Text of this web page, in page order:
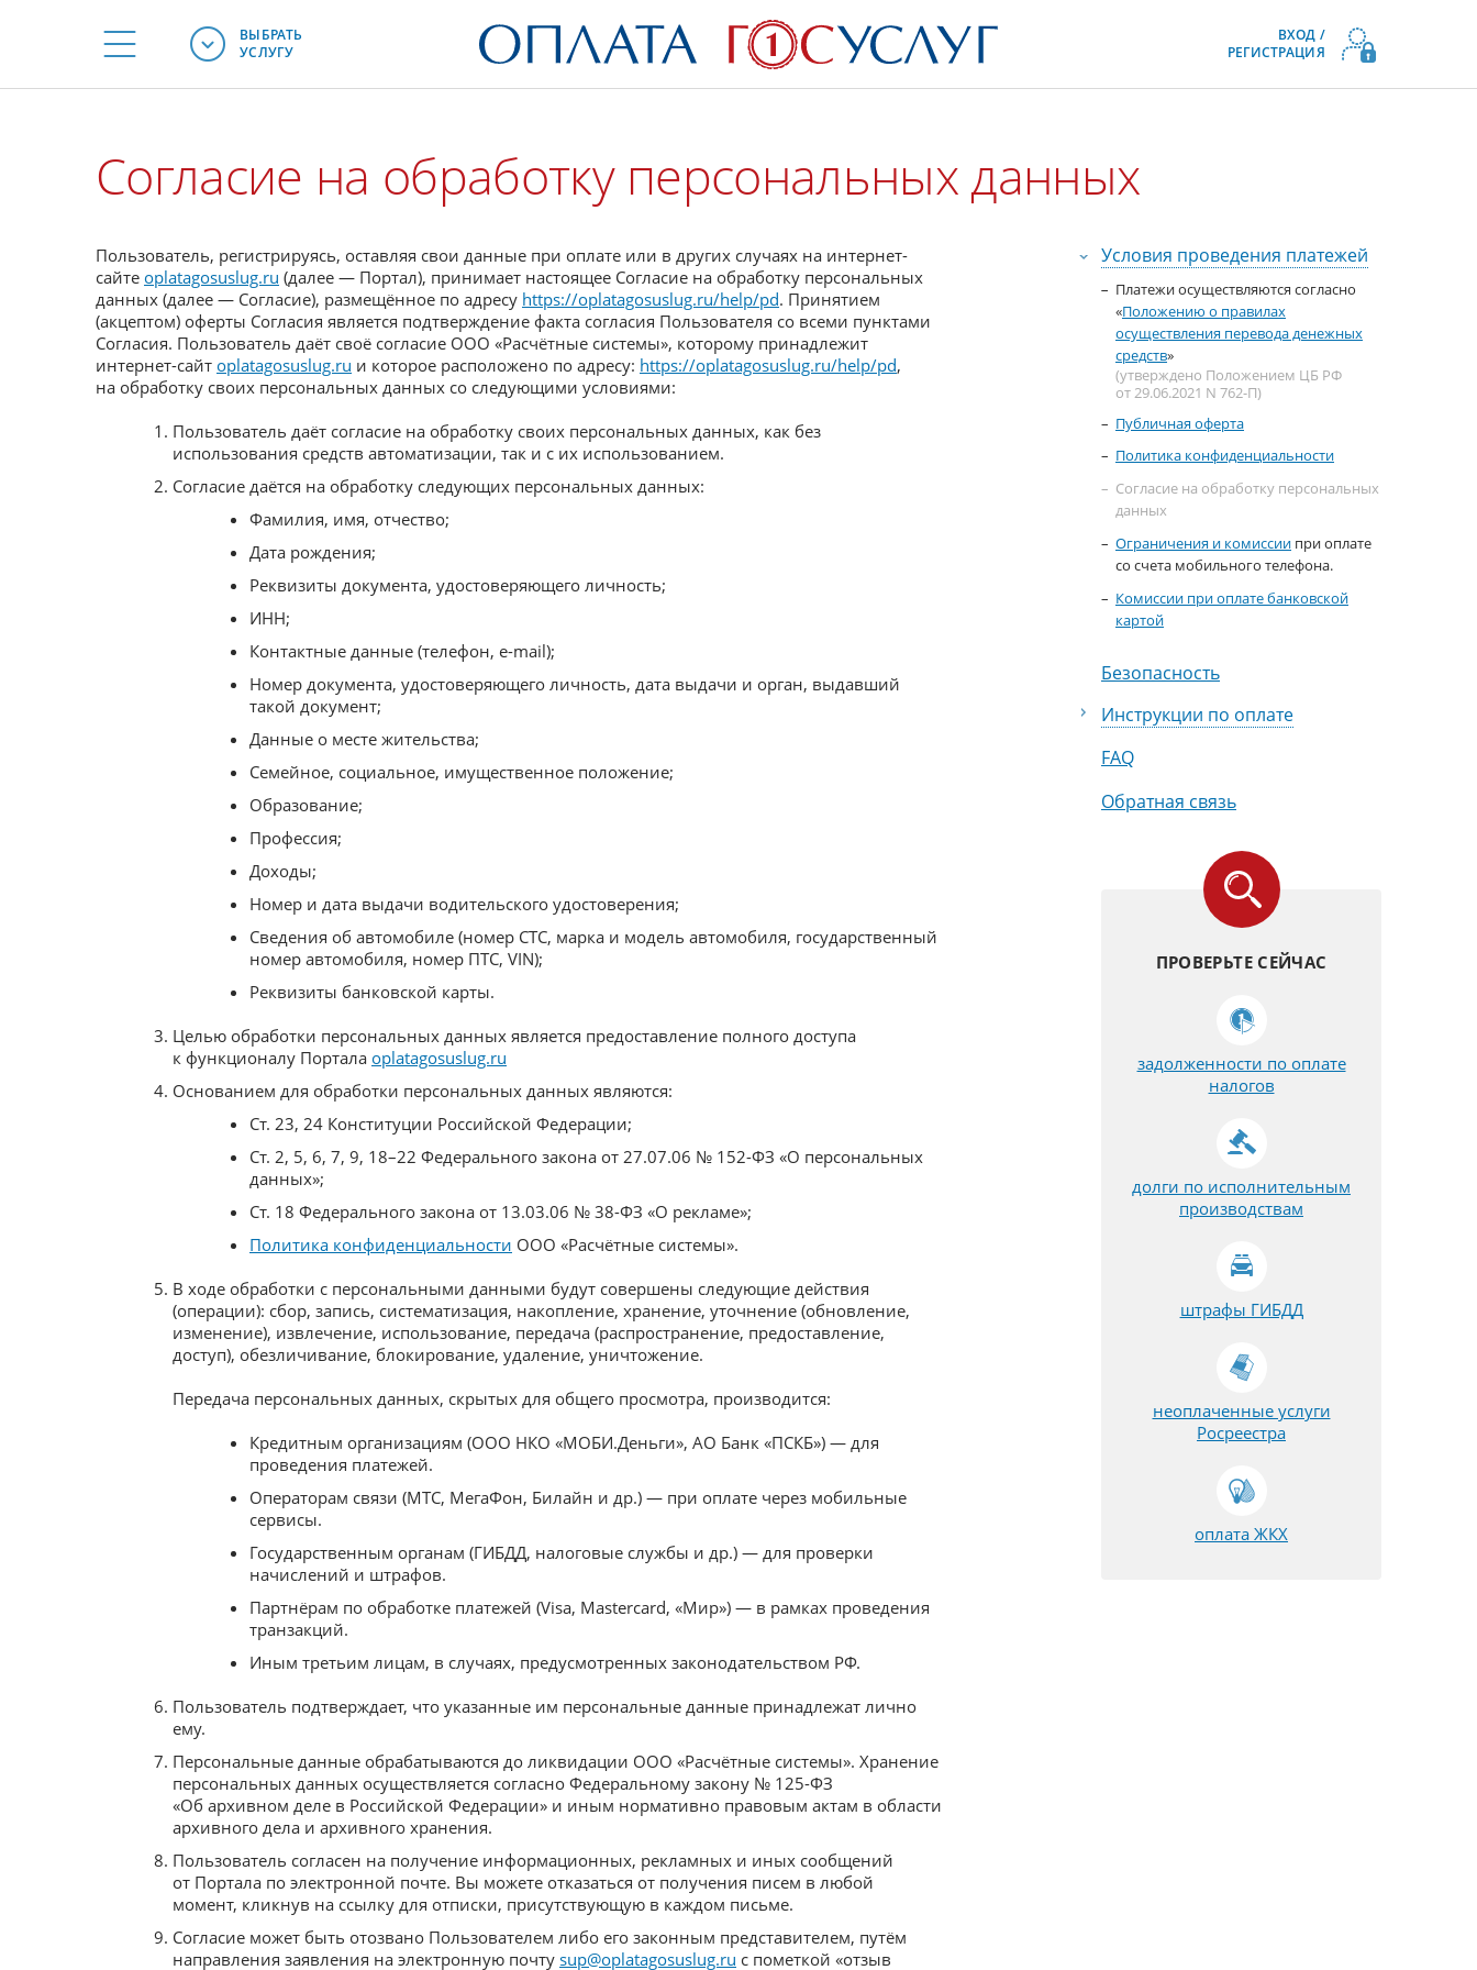
ВЫБРАТЬ
УСЛУГУ
ВХОД /
РЕГИСТРАЦИЯ
Согласие на обработку персональных данных
Пользователь, регистрируясь, оставляя свои данные при оплате или в других случаях на интернет-
сайте oplatagosuslug.ru (далее — Портал), принимает настоящее Согласие на обработку персональных
данных (далее — Согласие), размещённое по адресу https://oplatagosuslug.ru/help/pd. Принятием
(акцептом) оферты Согласия является подтверждение факта согласия Пользователя со всеми пунктами
Согласия. Пользователь даёт своё согласие ООО «Расчётные системы», которому принадлежит
интернет-сайт oplatagosuslug.ru и которое расположено по адресу: https://oplatagosuslug.ru/help/pd,
на обработку своих персональных данных со следующими условиями:
Пользователь даёт согласие на обработку своих персональных данных, как без
использования средств автоматизации, так и с их использованием.
Согласие даётся на обработку следующих персональных данных:
Фамилия, имя, отчество;
Дата рождения;
Реквизиты документа, удостоверяющего личность;
ИНН;
Контактные данные (телефон, e-mail);
Номер документа, удостоверяющего личность, дата выдачи и орган, выдавший
такой документ;
Данные о месте жительства;
Семейное, социальное, имущественное положение;
Образование;
Профессия;
Доходы;
Номер и дата выдачи водительского удостоверения;
Сведения об автомобиле (номер СТС, марка и модель автомобиля, государственный
номер автомобиля, номер ПТС, VIN);
Реквизиты банковской карты.
Целью обработки персональных данных является предоставление полного доступа
к функционалу Портала oplatagosuslug.ru
Основанием для обработки персональных данных являются:
Ст. 23, 24 Конституции Российской Федерации;
Ст. 2, 5, 6, 7, 9, 18–22 Федерального закона от 27.07.06 № 152-ФЗ «О персональных
данных»;
Ст. 18 Федерального закона от 13.03.06 № 38-ФЗ «О рекламе»;
Политика конфиденциальности ООО «Расчётные системы».
В ходе обработки с персональными данными будут совершены следующие действия
(операции): сбор, запись, систематизация, накопление, хранение, уточнение (обновление,
изменение), извлечение, использование, передача (распространение, предоставление,
доступ), обезличивание, блокирование, удаление, уничтожение.
Передача персональных данных, скрытых для общего просмотра, производится:
Кредитным организациям (ООО НКО «МОБИ.Деньги», АО Банк «ПСКБ») — для
проведения платежей.
Операторам связи (МТС, МегаФон, Билайн и др.) — при оплате через мобильные
сервисы.
Государственным органам (ГИБДД, налоговые службы и др.) — для проверки
начислений и штрафов.
Партнёрам по обработке платежей (Visa, Mastercard, «Мир») — в рамках проведения
транзакций.
Иным третьим лицам, в случаях, предусмотренных законодательством РФ.
Пользователь подтверждает, что указанные им персональные данные принадлежат лично
ему.
Персональные данные обрабатываются до ликвидации ООО «Расчётные системы». Хранение
персональных данных осуществляется согласно Федеральному закону № 125-ФЗ
«Об архивном деле в Российской Федерации» и иным нормативно правовым актам в области
архивного дела и архивного хранения.
Пользователь согласен на получение информационных, рекламных и иных сообщений
от Портала по электронной почте. Вы можете отказаться от получения писем в любой
момент, кликнув на ссылку для отписки, присутствующую в каждом письме.
Согласие может быть отозвано Пользователем либо его законным представителем, путём
направления заявления на электронную почту sup@oplatagosuslug.ru с пометкой «отзыв
Условия проведения платежей
Платежи осуществляются согласно
«Положению о правилах
осуществления перевода денежных
средств»
(утверждено Положением ЦБ РФ
от 29.06.2021 N 762-П)
Публичная оферта
Политика конфиденциальности
Согласие на обработку персональных
данных
Ограничения и комиссии при оплате
со счета мобильного телефона.
Комиссии при оплате банковской
картой
Безопасность
Инструкции по оплате
FAQ
Обратная связь
ПРОВЕРЬТЕ СЕЙЧАС
задолженности по оплате
налогов
долги по исполнительным
производствам
штрафы ГИБДД
неоплаченные услуги
Росреестра
оплата ЖКХ